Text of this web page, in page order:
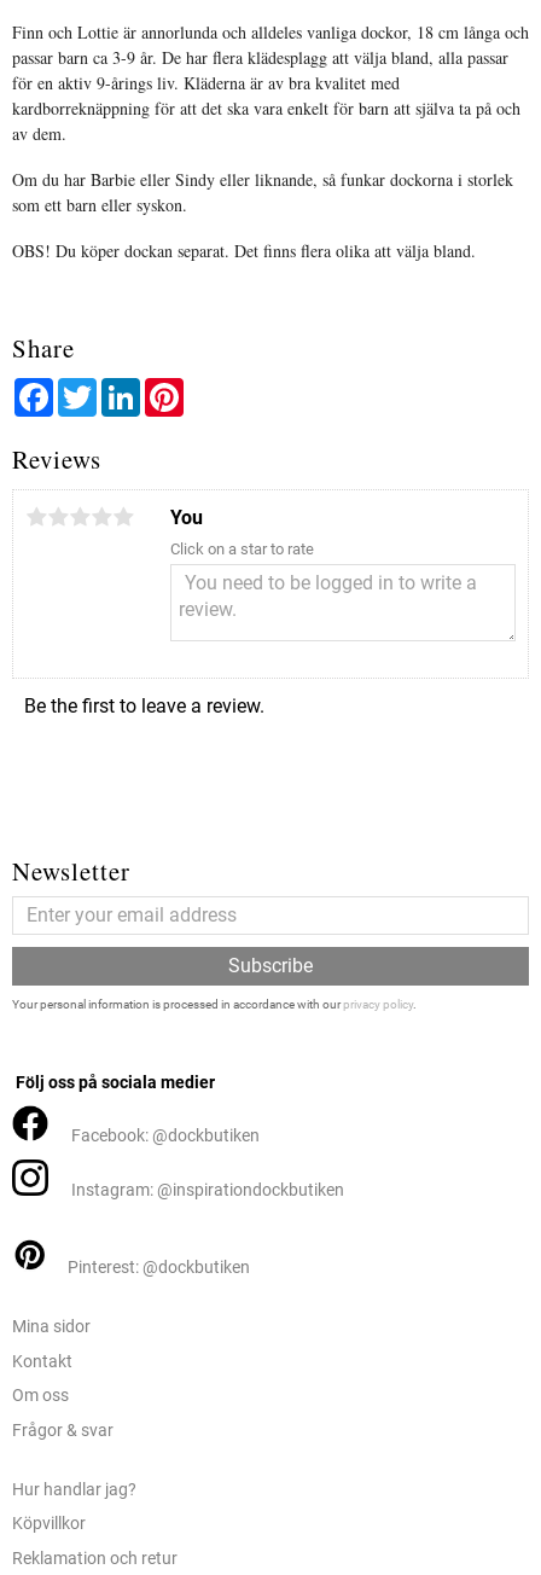
Finn och Lottie är annorlunda och alldeles vanliga dockor, 18 cm långa och
passar barn ca 3-9 år. De har flera klädesplagg att välja bland, alla passar
för en aktiv 9-årings liv. Kläderna är av bra kvalitet med
kardborreknäppning för att det ska vara enkelt för barn att själva ta på och
av dem.
Om du har Barbie eller Sindy eller liknande, så funkar dockorna i storlek
som ett barn eller syskon.
OBS! Du köper dockan separat. Det finns flera olika att välja bland.
Share
FacebookTwitterLinkedIn
Reviews
You
Click on a star to rate
Be the first to leave a review.
Newsletter
Subscribe
Your personal information is processed in accordance with ourprivacy policy.
Följ oss på sociala medier
Facebook: @dockbutiken
Instagram: @inspirationdockbutiken
Pinterest: @dockbutiken
Mina sidor
Kontakt
Om oss
Frågor & svar
Hur handlar jag?
Köpvillkor
Reklamation och retur